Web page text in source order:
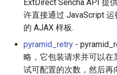
ExtDirect Sencha API 提
许直接通过 JavaScript
的 AJAX 样板.
pyramid_retry -
略，它包装请求并可以在
试可配置的次数，然后再